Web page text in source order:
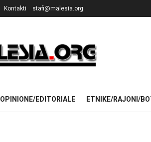
Kontakti stafi@malesia.org
OPINIONE/EDITORIALE ETNIKE/RAJONI/